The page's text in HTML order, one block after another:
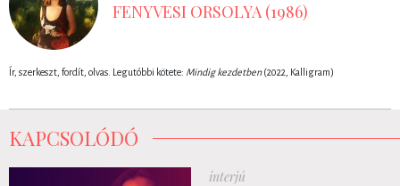
FENYVESI ORSOLYA (1986)
Ír, szerkeszt, fordít, olvas. Legutóbbi kötete: Mindig kezdetben(2022, Kalligram)
KAPCSOLÓDÓ
interjú